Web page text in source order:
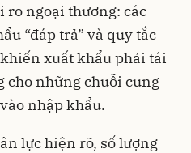
ro ngoại thương: các
“đáp trả” và quy tắc
xuất khẩu phải tái
cho những chuỗi cung
nhập khẩu.
lực hiện rõ, số lượng